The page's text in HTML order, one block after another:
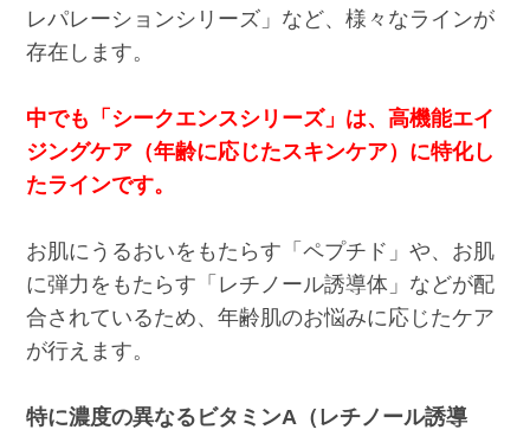
レパレーションシリーズ」など、様々なラインが
存在します。
中でも「シークエンスシリーズ」は、高機能エイ
ジングケア（年齢に応じたスキンケア）に特化し
たラインです。
お肌にうるおいをもたらす「ペプチド」や、お肌
に弾力をもたらす「レチノール誘導体」などが配
合されているため、年齢肌のお悩みに応じたケア
が行えます。
特に濃度の異なるビタミンA（レチノール誘導